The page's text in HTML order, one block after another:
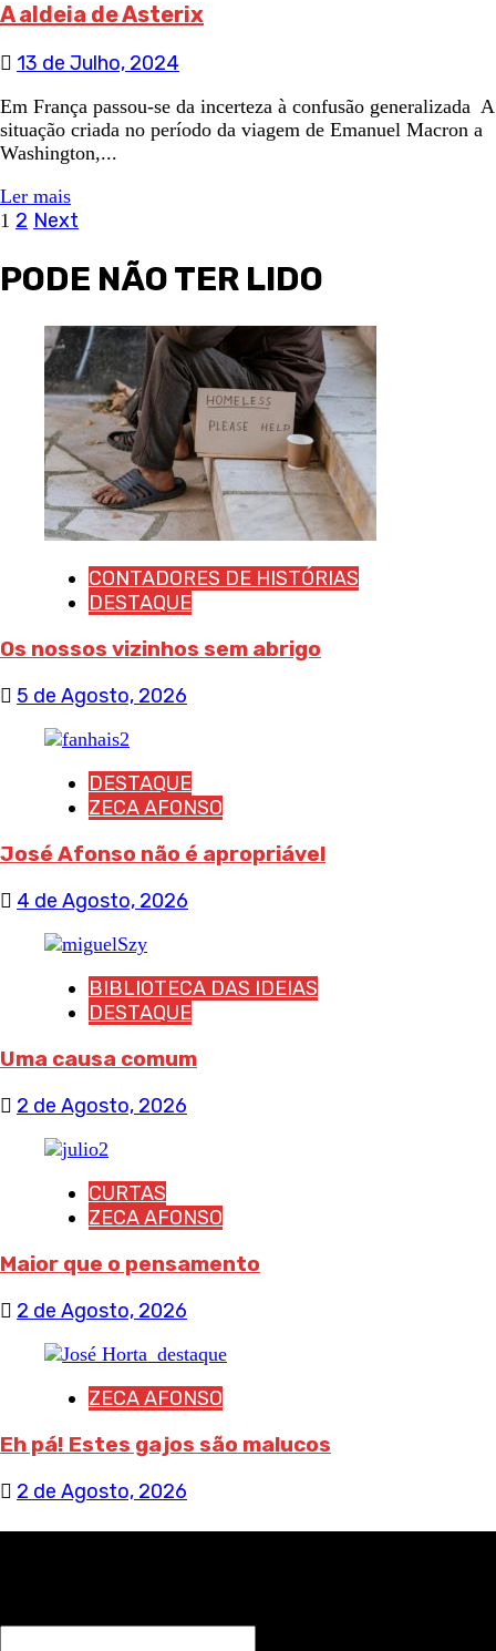
A aldeia de Asterix
13 de Julho, 2024
Em França passou-se da incerteza à confusão generalizada A
situação criada no período da viagem de Emanuel Macron a
Washington,...
Ler mais
Navegação
de
1 2 Next
PODE NÃO TER LIDO
CONTADORES DE HISTÓRIAS
DESTAQUE
Os nossos vizinhos sem abrigo
5 de Agosto, 2026
DESTAQUE
ZECA AFONSO
José Afonso não é apropriável
4 de Agosto, 2026
BIBLIOTECA DAS IDEIAS
DESTAQUE
Uma causa comum
2 de Agosto, 2026
CURTAS
ZECA AFONSO
Maior que o pensamento
2 de Agosto, 2026
ZECA AFONSO
Eh pá! Estes gajos são malucos
2 de Agosto, 2026